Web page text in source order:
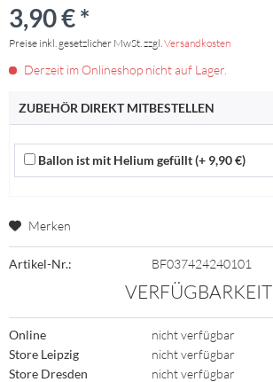
3,90 € *
Preise inkl. gesetzlicher MwSt. zzgl.Versandkosten
Derzeit im Onlineshop nicht auf Lager.
ZUBEHÖR DIREKT MITBESTELLEN
Ballon ist mit Helium gefüllt (+ 9,90 €)
Merken
Artikel-Nr.: BF037424240101
VERFÜGBARKEIT
Online
nicht verfügbar
Store Leipzig
nicht verfügbar
Store Dresden
nicht verfügbar